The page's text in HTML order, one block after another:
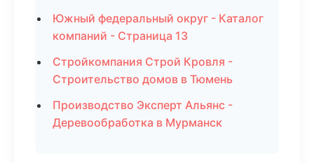
Южный федеральный округ - Каталог
компаний - Страница 13
Стройкомпания Строй Кровля -
Строительство домов в Тюмень
Производство Эксперт Альянс -
Деревообработка в Мурманск